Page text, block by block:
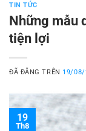
TIN TỨC
Những mẫu
tiện lợi
ĐÃ ĐĂNG TRÊN 19/08/
19
Th8